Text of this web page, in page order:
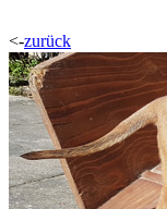
<-zurück